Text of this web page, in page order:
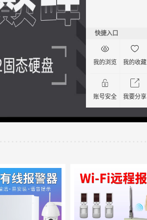
快捷入口
我的浏览 我的收藏
账号安全 我要分享